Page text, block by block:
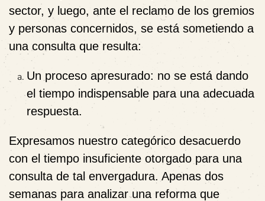
sector, y luego, ante el reclamo de los gremios
y personas concernidos, se está sometiendo a
una consulta que resulta:
Un proceso apresurado: no se está dando
el tiempo indispensable para una adecuada
respuesta.
Expresamos nuestro categórico desacuerdo
con el tiempo insuficiente otorgado para una
consulta de tal envergadura. Apenas dos
semanas para analizar una reforma que